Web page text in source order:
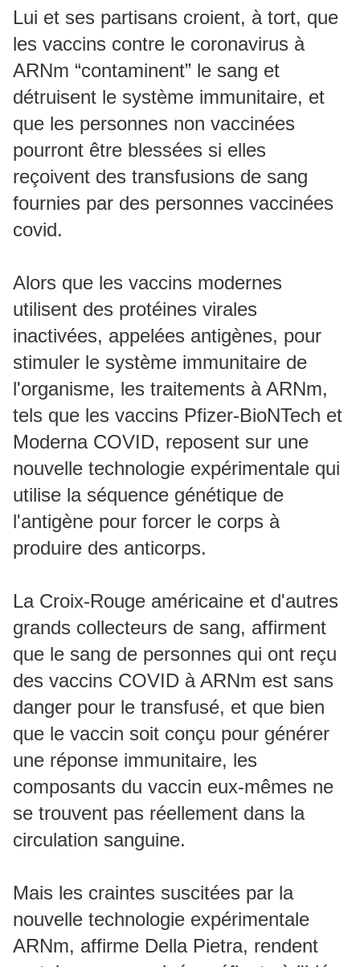
Lui et ses partisans croient, à tort, que
les vaccins contre le coronavirus à
ARNm “contaminent” le sang et
détruisent le système immunitaire, et
que les personnes non vaccinées
pourront être blessées si elles
reçoivent des transfusions de sang
fournies par des personnes vaccinées
covid.
Alors que les vaccins modernes
utilisent des protéines virales
inactivées, appelées antigènes, pour
stimuler le système immunitaire de
l'organisme, les traitements à ARNm,
tels que les vaccins Pfizer-BioNTech et
Moderna COVID, reposent sur une
nouvelle technologie expérimentale qui
utilise la séquence génétique de
l'antigène pour forcer le corps à
produire des anticorps.
La Croix-Rouge américaine et d'autres
grands collecteurs de sang, affirment
que le sang de personnes qui ont reçu
des vaccins COVID à ARNm est sans
danger pour le transfusé, et que bien
que le vaccin soit conçu pour générer
une réponse immunitaire, les
composants du vaccin eux-mêmes ne
se trouvent pas réellement dans la
circulation sanguine.
Mais les craintes suscitées par la
nouvelle technologie expérimentale
ARNm, affirme Della Pietra, rendent